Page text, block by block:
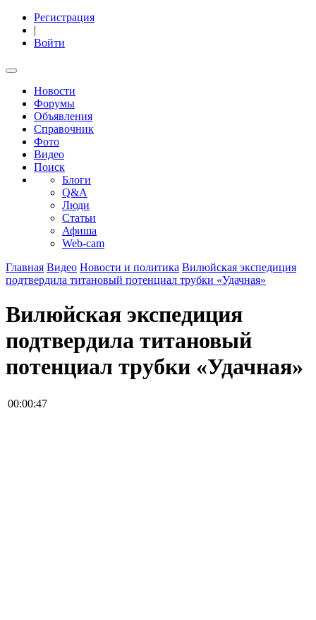
Регистрация
|
Войти
Новости
Форумы
Объявления
Справочник
Фото
Видео
Поиск
Блоги
Q&A
Люди
Статьи
Афиша
Web-cam
Главная Видео Новости и политика Вилюйская экспедиция
подтвердила титановый потенциал трубки «Удачная»
Вилюйская экспедиция
подтвердила титановый
потенциал трубки «Удачная»
00:00:47